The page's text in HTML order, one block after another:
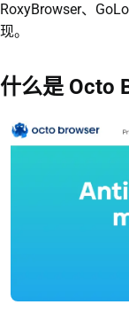
RoxyBrowser、
现。
什么是 Octo